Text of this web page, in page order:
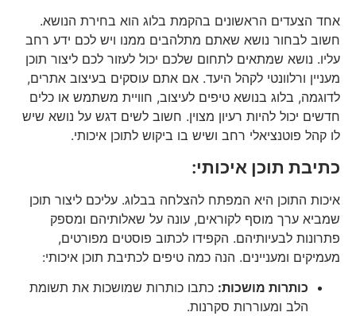
אחד הצעדים הראשונים בהקמת בלוג הוא בחירת הנושא.
חשוב לבחור נושא שאתם מתלהבים ממנו ויש לכם ידע רחב
עליו. נושא שמתאים לתחום שלכם יכול לעזור לכם ליצור תוכן
מעניין ורלוונטי לקהל היעד. אם אתם עוסקים בעיצוב אתרים,
לדוגמה, בלוג בנושא טיפים לעיצוב, חוויית משתמש או כלים
חדשים יכול להיות רעיון מצוין. חשוב לשים דגש על נושא שיש
לו קהל פוטנציאלי רחב ושיש בו ביקוש לתוכן איכותי.
כתיבת תוכן איכותי:
איכות התוכן היא המפתח להצלחה בבלוג. עליכם ליצור תוכן
שמביא ערך מוסף לקוראים, עונה על שאלותיהם ומספק
פתרונות לבעיותיהם. הקפידו לכתוב פוסטים מפורטים,
מעמיקים ומעניינים. הנה כמה טיפים לכתיבת תוכן איכותי:
כותרות מושכות: כתבו כותרות שמושכות את תשומת
הלב ומעוררות סקרנות.